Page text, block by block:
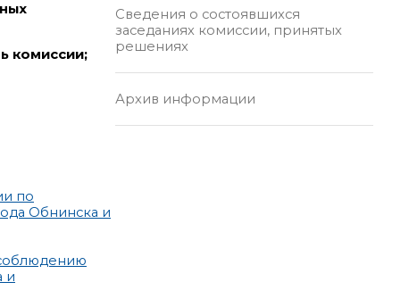
комиссии;
по
Обнинска и
и
Сведения о состоявшихся
заседаниях комиссии, принятых
решениях
Архив информации